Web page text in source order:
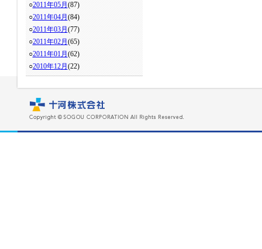
○2011年05月 (87)
○2011年04月 (84)
○2011年03月 (77)
○2011年02月 (65)
○2011年01月 (62)
○2010年12月 (22)